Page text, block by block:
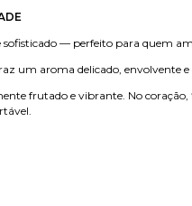
— perfeito para quem
um aroma delicado, envolvente
frutado e vibrante. No